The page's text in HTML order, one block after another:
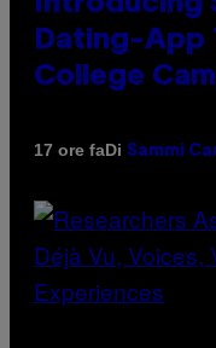
Dating-App
College
17 ore faDi Sammi